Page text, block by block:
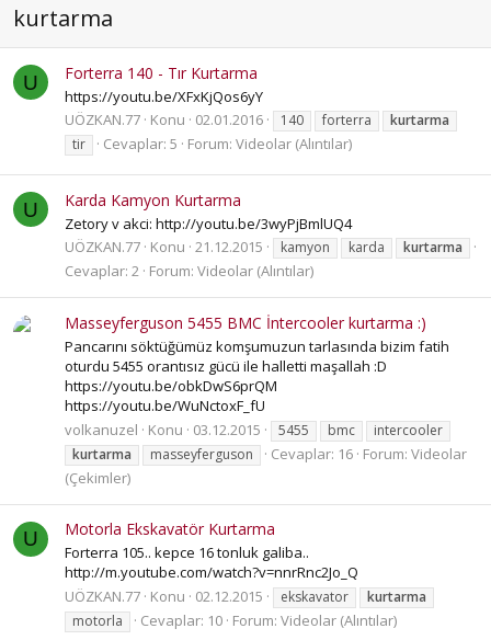
kurtarma
U Forterra 140 - Tır Kurtarma
https://youtu.be/XFxKjQos6yY
UÖZKAN.77 Konu 02.01.2016 140 forterra
kurtarma
tir
Cevaplar: 5 Forum: Videolar (Alıntılar)
U Karda Kamyon Kurtarma
Zetory v akci: http://youtu.be/3wyPjBmlUQ4
UÖZKAN.77 Konu 21.12.2015 kamyon karda kurtarma
Cevaplar: 2 Forum: Videolar (Alıntılar)
Masseyferguson 5455 BMC İntercooler kurtarma :)
Pancarını söktüğümüz komşumuzun tarlasında bizim fatih
oturdu 5455 orantısız gücü ile halletti maşallah :D
https://youtu.be/obkDwS6prQM
https://youtu.be/WuNctoxF_fU
volkanuzel
Konu 03.12.2015 5455 bmc
intercooler
kurtarma
masseyferguson Cevaplar: 16 Forum: Videolar
(Çekimler)
U Motorla Ekskavatör Kurtarma
Forterra 105.. kepce 16 tonluk galiba..
http://m.youtube.com/watch?v=nnrRnc2Jo_Q
UÖZKAN.77 Konu 02.12.2015 ekskavator
kurtarma
motorla
Cevaplar: 10 Forum: Videolar (Alıntılar)